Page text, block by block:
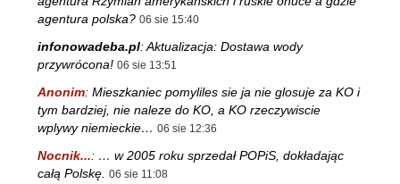
agentura polska? 06 sie 15:40
infonowadeba.pl:Aktualizacja: Dostawa wody
przywrócona! 06 sie 13:51
Anonim: Mieszkaniec pomyliles sie ja nie glosuje za KO i
tym bardziej, nie naleze do KO, a KO rzeczywiscie
wplywy niemieckie… 06 sie 12:36
Nocnik...: … w 2005 roku sprzedał POPiS, dokładając
całą Polskę. 06 sie 11:08